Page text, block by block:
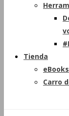
Tienda
eBooks
Carro